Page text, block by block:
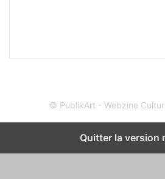
© PublikArt - Webzine
Quitter la version